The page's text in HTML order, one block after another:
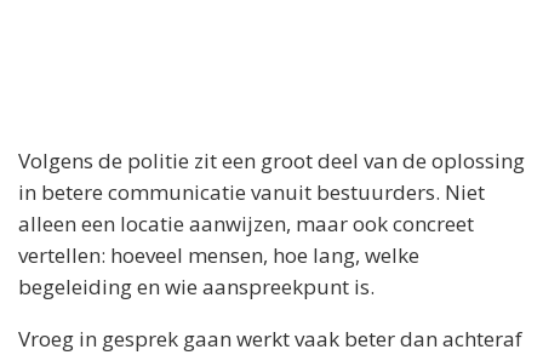
Volgens de politie zit een groot deel van de oplossing
in betere communicatie vanuit bestuurders. Niet
alleen een locatie aanwijzen, maar ook concreet
vertellen: hoeveel mensen, hoe lang, welke
begeleiding en wie aanspreekpunt is.
Vroeg in gesprek gaan werkt vaak beter dan achteraf